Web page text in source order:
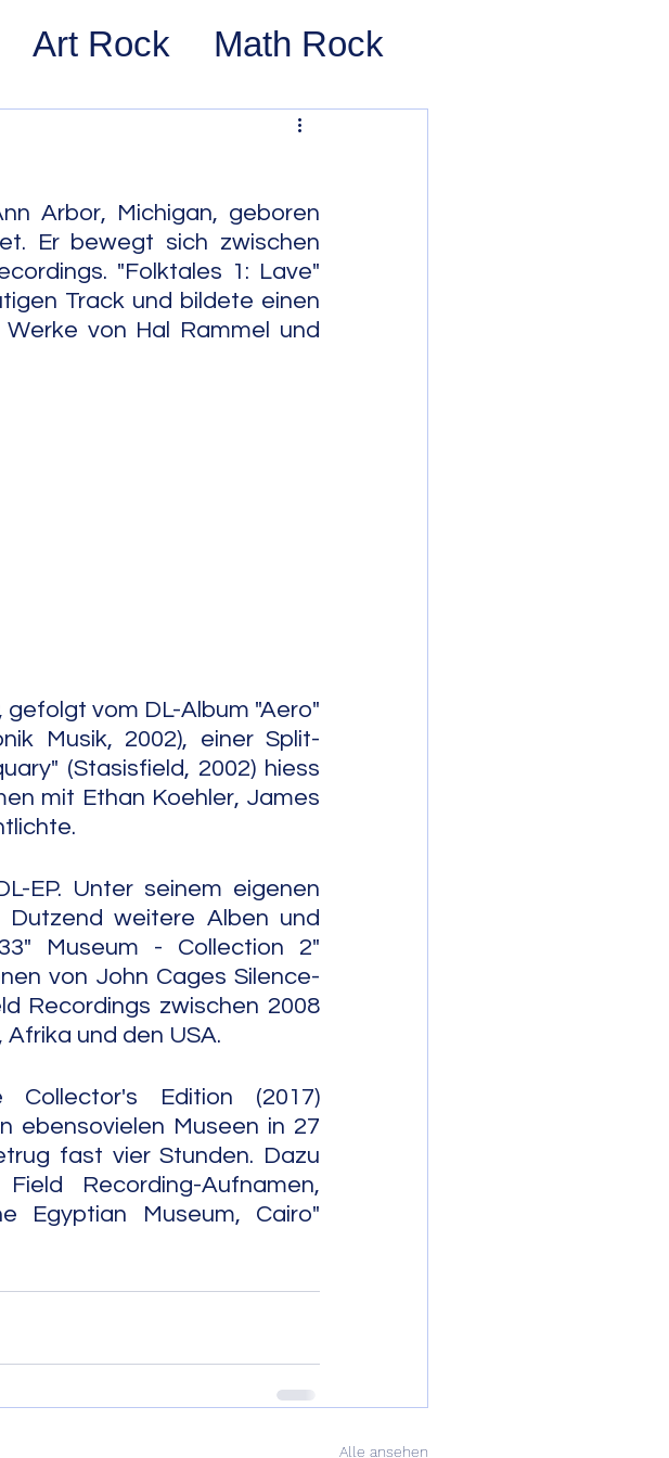
Art Rock Math Rock
Alternative Rock
Indie Pop Pop
Arbor, Michigan, geboren
Er bewegt sich zwischen
"Folktales 1: Lave"
Track und bildete einen
von Hal Rammel und
gefolgt vom DL-Album "Aero"
Musik, 2002), einer Split-
(Stasisfield, 2002) hiess
mit Ethan Koehler, James
EP. Unter seinem eigenen
weitere Alben und
Museum - Collection 2"
von John Cages Silence-
Recordings zwischen 2008
und den USA.
Collector's Edition (2017)
ebensovielen Museen in 27
fast vier Stunden. Dazu
Recording-Aufnamen,
Egyptian Museum, Cairo"
Alle ansehen